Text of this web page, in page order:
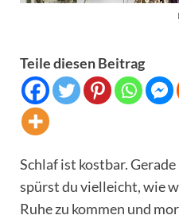
Teile diesen Beitrag
Schlaf ist kostbar.
spürst du vielleicht, wie
Ruhe zu kommen und